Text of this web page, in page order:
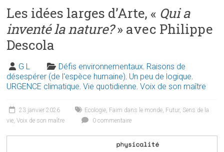
Les idées larges d’Arte, « Qui a
inventé la nature?» avec Philippe
Descola
G L Défis environnementaux, Raisons de
désespérer (de l'espèce humaine), Un peu de logique,
URGENCE climatique,Vie quotidienne,Voix de son maître
23 janvier 2026 Ecologie, Faim dans le monde, Futur, Sens de la
vie,Voix de son maître 0 commentaire